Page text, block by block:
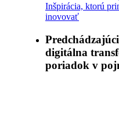
Inšpirácia, ktorú
inovovať
digitálna
poriadok v